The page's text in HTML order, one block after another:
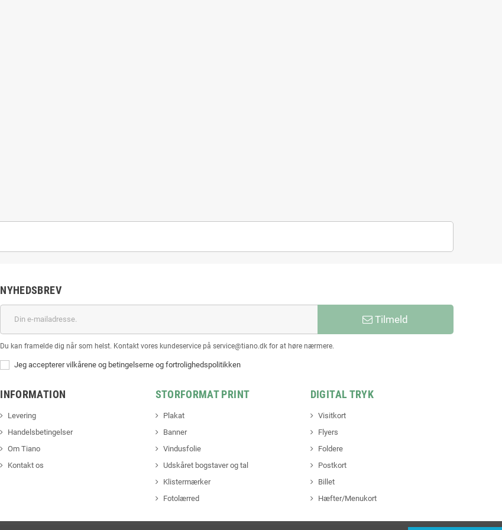
NYHEDSBREV
Tilmeld
Du kan framelde dig når som helst. Kontakt vores kundeservice på service@tiano.dk for at høre nærmere.
Jeg accepterer vilkårene og betingelserne og fortrolighedspolitikken
INFORMATION
Levering
Handelsbetingelser
Om Tiano
Kontakt os
STORFORMAT PRINT
Plakat
Banner
Vindusfolie
Udskåret bogstaver og tal
Klistermærker
Fotolærred
DIGITAL TRYK
Visitkort
Flyers
Foldere
Postkort
Billet
Hæfter/Menukort